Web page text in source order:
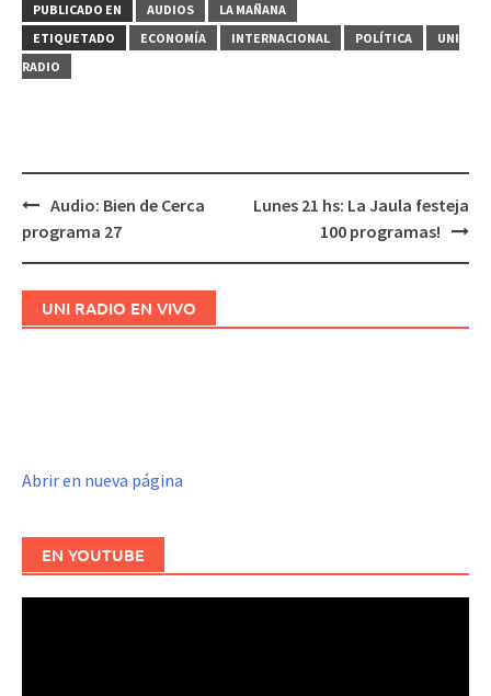
PUBLICADO EN AUDIOS
LA MAÑANA
ETIQUETADO
ECONOMÍA INTERNACIONAL POLÍTICA
UNI
RADIO
Navegación
de
Audio: Bien de Cerca
programa 27
Lunes 21 hs: La Jaula festeja
100 programas!
UNI RADIO EN VIVO
Abrir en nueva página
EN YOUTUBE